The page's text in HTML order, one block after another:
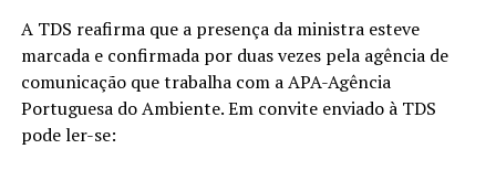
A TDS reafirma que a presença da ministra esteve
marcada e confirmada por duas vezes pela agência de
comunicação que trabalha com a APA-Agência
Portuguesa do Ambiente. Em convite enviado à TDS
pode ler-se: